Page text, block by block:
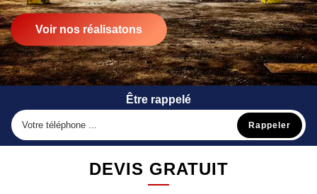
Voir nos réalisatons
Être rappelé
DEVIS GRATUIT